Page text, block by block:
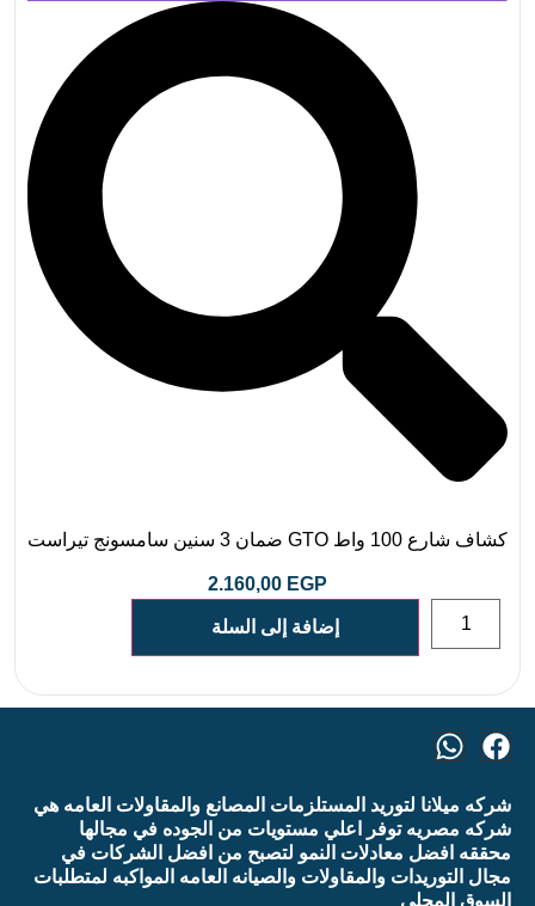
كشاف شارع 100 واط GTO ضمان 3 سنين سامسونج تيراست
2.160,00 EGP
إضافة إلى السلة
شركه ميلانا لتوريد المستلزمات المصانع والمقاولات العامه هي
شركه مصريه توفر اعلي مستويات من الجوده في مجالها
محققه افضل معادلات النمو لتصبح من افضل الشركات في
مجال التوريدات والمقاولات والصيانه العامه المواكبه لمتطلبات
السوق المحلي